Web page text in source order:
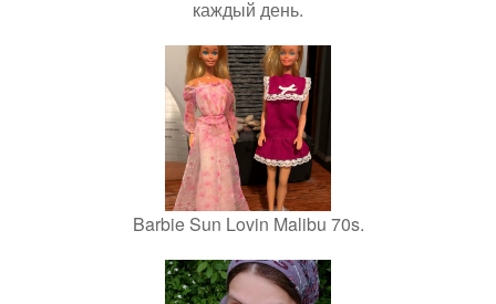
каждый день.
Barbie Sun Lovin Malibu 70s.